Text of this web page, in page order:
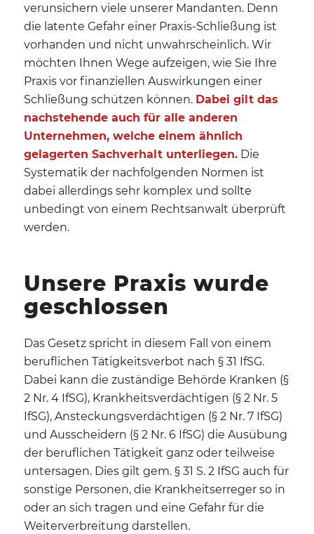
verunsichern viele unserer Mandanten. Denn
die latente Gefahr einer Praxis-Schließung ist
vorhanden und nicht unwahrscheinlich. Wir
möchten Ihnen Wege aufzeigen, wie Sie Ihre
Praxis vor finanziellen Auswirkungen einer
Schließung schützen können. Dabei gilt das
nachstehende auch für alle anderen
Unternehmen, welche einem ähnlich
gelagerten Sachverhalt unterliegen.Die
Systematik der nachfolgenden Normen ist
dabei allerdings sehr komplex und sollte
unbedingt von einem Rechtsanwalt überprüft
werden.
Unsere Praxis wurde
geschlossen
Das Gesetz spricht in diesem Fall von einem
beruflichen Tätigkeitsverbot nach § 31 IfSG.
Dabei kann die zuständige Behörde Kranken (§
2 Nr. 4 IfSG), Krankheitsverdächtigen (§ 2 Nr. 5
IfSG), Ansteckungsverdächtigen (§ 2 Nr. 7 IfSG)
und Ausscheidern (§ 2 Nr. 6 IfSG) die Ausübung
der beruflichen Tätigkeit ganz oder teilweise
untersagen. Dies gilt gem. § 31 S. 2 IfSG auch für
sonstige Personen, die Krankheitserreger so in
oder an sich tragen und eine Gefahr für die
Weiterverbreitung darstellen.